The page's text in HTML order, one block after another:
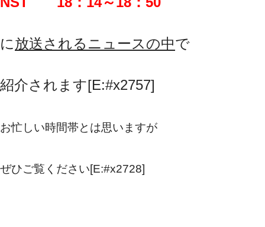
に放送されるニュースの中で
紹介されます[E:#x2757]
お忙しい時間帯とは思いますが
ぜひご覧ください[E:#x2728]